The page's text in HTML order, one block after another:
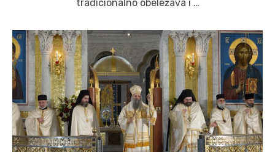
tradicionalno obeležava i …